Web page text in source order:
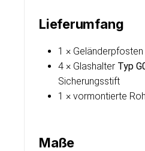
Lieferumfang
1 × Geländerpfosten
4 × Glashalter Typ
Sicherungsstift
1 × vormontierte
Maße